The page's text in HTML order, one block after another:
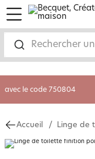
Rechercher
menu
-35% sur votre
livraison GRATUITEdès
avec le code 750804
Accueil Linge de